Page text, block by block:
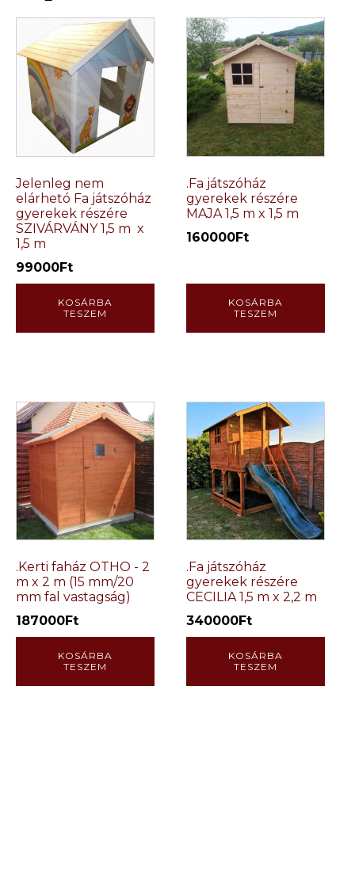
Jelenleg nem
elárhetó Fa játszóház
gyerekek részére
SZIVÁRVÁNY 1,5 m x
1,5 m
99000Ft
KOSÁRBA
TESZEM
.Fa játszóház
gyerekek részére
MAJA 1,5 m x 1,5 m
160000Ft
KOSÁRBA
TESZEM
.Kerti faház OTHO - 2
m x 2 m (15 mm/20
mm fal vastagság)
187000Ft
KOSÁRBA
TESZEM
.Fa játszóház
gyerekek részére
CECILIA 1,5 m x 2,2 m
340000Ft
KOSÁRBA
TESZEM